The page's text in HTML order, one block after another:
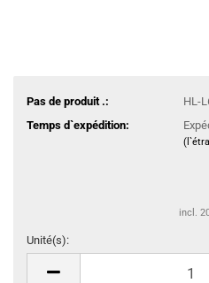
Pas de produit .:
HL-
Temps d`expédition:
incl.
Unité(s):